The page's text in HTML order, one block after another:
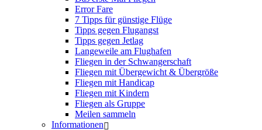
Error Fare
7 Tipps für günstige Flüge
Tipps gegen Flugangst
Tipps gegen Jetlag
Langeweile am Flughafen
Fliegen in der Schwangerschaft
Fliegen mit Übergewicht & Übergröße
Fliegen mit Handicap
Fliegen mit Kindern
Fliegen als Gruppe
Meilen sammeln
Informationen